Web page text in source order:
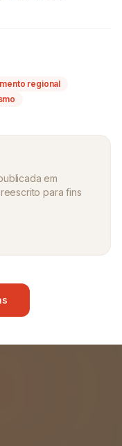
regional
em
para fins